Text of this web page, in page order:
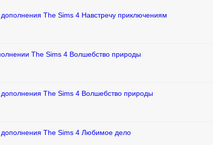
The Sims 4 Навстречу приключениям
The Sims 4 Волшебство природы
The Sims 4 Волшебство природы
The Sims 4 Любимое дело